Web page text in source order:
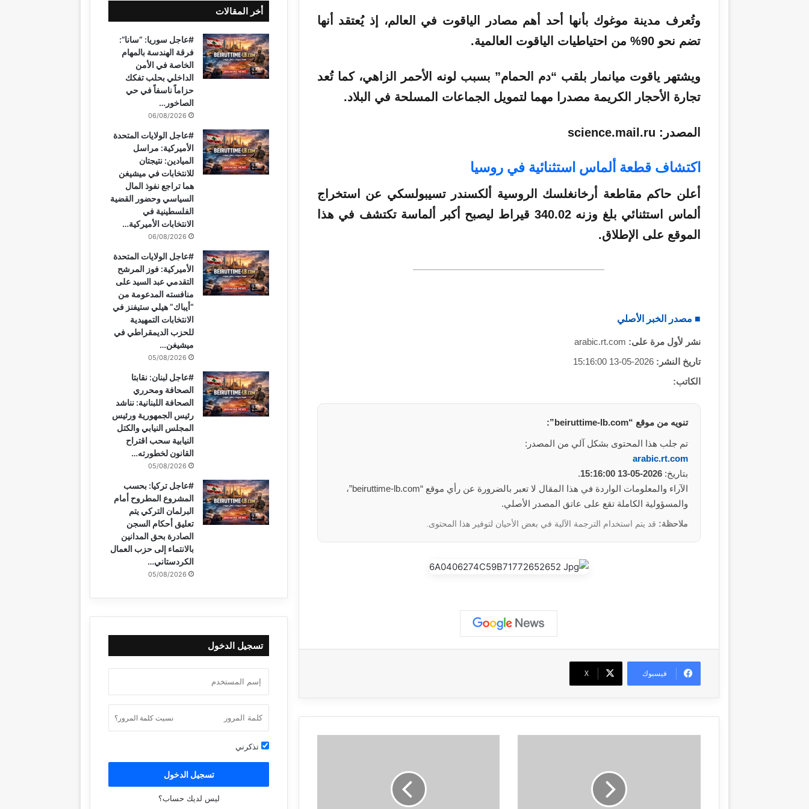
وتُعرف مدينة موغوك بأنها أحد أهم مصادر الياقوت في العالم، إذ يُعتقد أنها
تضم نحو 90% من احتياطيات الياقوت العالمية.
ويشتهر ياقوت ميانمار بلقب “دم الحمام” بسبب لونه الأحمر الزاهي، كما تُعد
تجارة الأحجار الكريمة مصدرا مهما لتمويل الجماعات المسلحة في البلاد.
المصدر: science.mail.ru
اكتشاف قطعة ألماس استثنائية في روسيا
أعلن حاكم مقاطعة أرخانغلسك الروسية ألكسندر تسيبولسكي عن استخراج
ألماس استثنائي بلغ وزنه 340.02 قيراط ليصبح أكبر ألماسة تكتشف في هذا
الموقع على الإطلاق.
■ مصدر الخبر الأصلي
نشر لأول مرة على: arabic.rt.com
تاريخ النشر: 2026-05-13 15:16:00
الكاتب:
تنويه من موقع “beiruttime-lb.com”:
تم جلب هذا المحتوى بشكل آلي من المصدر:
arabic.rt.com
بتاريخ:2026-05-13 15:16:00
.
الآراء والمعلومات الواردة في هذا المقال لا تعبر بالضرورة عن رأي موقع “beiruttime-lb.com”،
والمسؤولية الكاملة تقع على عاتق المصدر الأصلي.
ملاحظة: قد يتم استخدام الترجمة الآلية في بعض الأحيان لتوفير هذا المحتوى.
فيسبوك ‫X
ب
و
ك
ت
ي
ر
ت
u
T
u
b
e
ت
ق
ر
ا
م
ق
ر
م
أخر المقالات
#عاجل سوريا: “سانا”:
فرقة الهندسة بالمهام
الخاصة في الأمن
الداخلي بحلب تفكك
حزاماً ناسفاً في حي
الصاخور…
06/08/2026
#عاجل الولايات المتحدة
الأميركية: مراسل
الميادين: نتيجتان
للانتخابات في ميشيغن
هما تراجع نفوذ المال
السياسي وحضور القضية
الفلسطينية في
الانتخابات الأميركية…
06/08/2026
#عاجل الولايات المتحدة
الأميركية: فوز المرشح
التقدمي عبد السيد على
منافسته المدعومة من
“أيباك” هيلي ستيفنز في
الانتخابات التمهيدية
للحزب الديمقراطي في
ميشيغن…
05/08/2026
#عاجل لبنان: نقابتا
الصحافة ومحرري
الصحافة اللبنانية: نناشد
رئيس الجمهورية ورئيس
المجلس النيابي والكتل
النيابية سحب اقتراح
القانون لخطورته…
05/08/2026
#عاجل تركيا: بحسب
المشروع المطروح أمام
البرلمان التركي يتم
تعليق أحكام السجن
الصادرة بحق المدانين
بالانتماء إلى حزب العمال
الكردستاني…
05/08/2026
تسجيل الدخول
نسيت كلمة المرور؟
تذكرني
تسجيل الدخول
ليس لديك حساب؟